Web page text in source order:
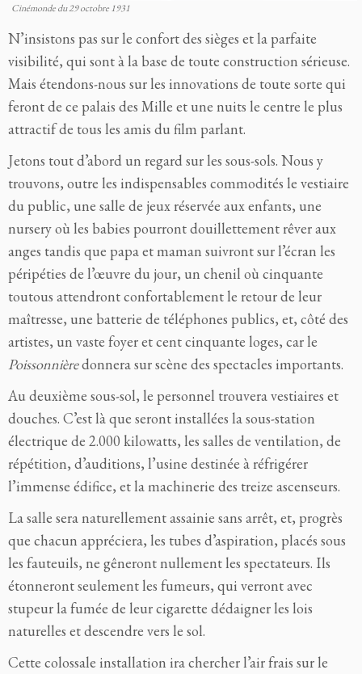
Cinémonde du 29 octobre 1931
N’insistons pas sur le confort des sièges et la parfaite
visibilité, qui sont à la base de toute construction sérieuse.
Mais étendons-nous sur les innovations de toute sorte qui
feront de ce palais des Mille et une nuits le centre le plus
attractif de tous les amis du film parlant.
Jetons tout d’abord un regard sur les sous-sols. Nous y
trouvons, outre les indispensables commodités le vestiaire
du public, une salle de jeux réservée aux enfants, une
nursery où les babies pourront douillettement rêver aux
anges tandis que papa et maman suivront sur l’écran les
péripéties de l’œuvre du jour, un chenil où cinquante
toutous attendront confortablement le retour de leur
maîtresse, une batterie de téléphones publics, et, côté des
artistes, un vaste foyer et cent cinquante loges, car le
Poissonnièredonnera sur scène des spectacles importants.
Au deuxième sous-sol, le personnel trouvera vestiaires et
douches. C’est là que seront installées la sous-station
électrique de 2.000 kilowatts, les salles de ventilation, de
répétition, d’auditions, l’usine destinée à réfrigérer
l’immense édifice, et la machinerie des treize ascenseurs.
La salle sera naturellement assainie sans arrêt, et, progrès
que chacun appréciera, les tubes d’aspiration, placés sous
les fauteuils, ne gêneront nullement les spectateurs. Ils
étonneront seulement les fumeurs, qui verront avec
stupeur la fumée de leur cigarette dédaigner les lois
naturelles et descendre vers le sol.
Cette colossale installation ira chercher l’air frais sur le